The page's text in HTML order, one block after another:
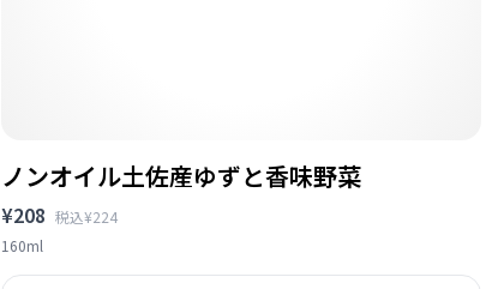
ノンオイル土佐産ゆずと香味野菜
¥208 税込¥224
160ml